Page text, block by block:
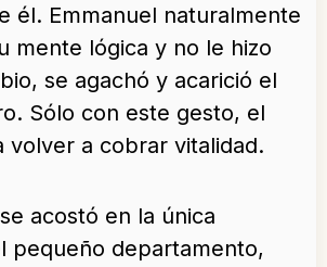
él. Emmanuel naturalmente
mente lógica y no le hizo
se agachó y acarició el
Sólo con este gesto, el
volver a cobrar vitalidad.
acostó en la única
pequeño departamento,